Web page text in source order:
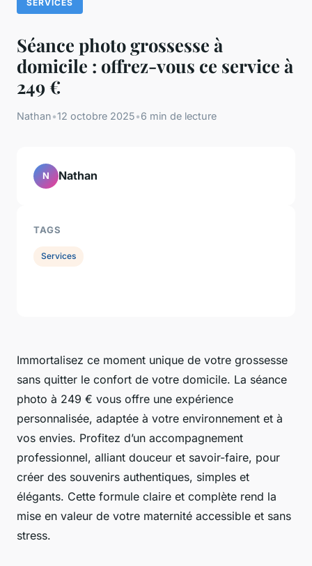
SERVICES
Séance photo grossesse à
domicile : offrez-vous ce service à
249 €
Nathan•12 octobre 2025•6 min de lecture
Immortalisez ce moment unique de votre grossesse
sans quitter le confort de votre domicile. La séance
photo à 249 € vous offre une expérience
personnalisée, adaptée à votre environnement et à
vos envies. Profitez d’un accompagnement
professionnel, alliant douceur et savoir-faire, pour
créer des souvenirs authentiques, simples et
élégants. Cette formule claire et complète rend la
mise en valeur de votre maternité accessible et sans
stress.
N Nathan
TAGS
Services